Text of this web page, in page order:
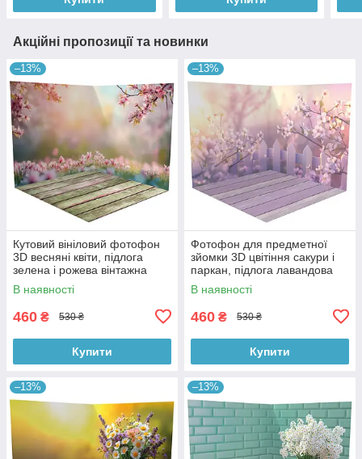
Акційні пропозиції та новинки
–13%
Кутовий вініловий фотофон
3D весняні квіти, підлога
зелена і рожева вінтажна
дошка, 50×50 см, №58615
В наявності
460 ₴ 530 ₴
Купити
–13%
Фотофон для предметної
зйомки 3D цвітіння сакури і
паркан, підлога лавандова
дошка і дерево, 50×50 см,
№58616
В наявності
460 ₴ 530 ₴
Купити
–13% –13%